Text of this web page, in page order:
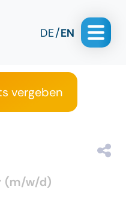
DE EN
vergeben
(m/w/d)